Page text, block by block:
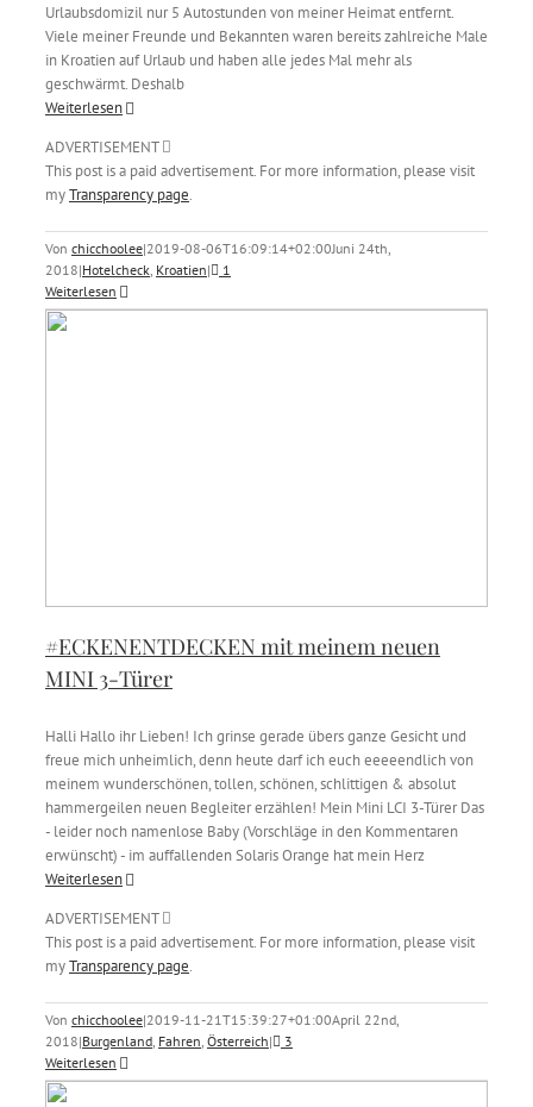
Urlaubsdomizil nur 5 Autostunden von meiner Heimat entfernt.
Viele meiner Freunde und Bekannten waren bereits zahlreiche Male
in Kroatien auf Urlaub und haben alle jedes Mal mehr als
geschwärmt. Deshalb
Weiterlesen
ADVERTISEMENT
This post is a paid advertisement. For more information, please visit
myTransparency page.
Von chicchoolee|2019-08-06T16:09:14+02:00Juni 24th,
2018|Hotelcheck, Kroatien|
1
Weiterlesen
#ECKENENTDECKEN mit meinem neuen
MINI 3-Türer
Halli Hallo ihr Lieben! Ich grinse gerade übers ganze Gesicht und
freue mich unheimlich, denn heute darf ich euch eeeeendlich von
meinem wunderschönen, tollen, schönen, schlittigen & absolut
hammergeilen neuen Begleiter erzählen! Mein Mini LCI 3-Türer Das
- leider noch namenlose Baby (Vorschläge in den Kommentaren
erwünscht) - im auffallenden Solaris Orange hat mein Herz
Weiterlesen
ADVERTISEMENT
This post is a paid advertisement. For more information, please visit
myTransparency page.
Von chicchoolee|2019-11-21T15:39:27+01:00April 22nd,
2018|Burgenland, Fahren, Österreich|
3
Weiterlesen